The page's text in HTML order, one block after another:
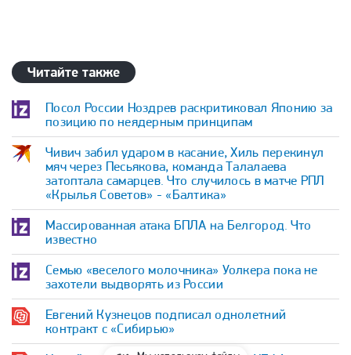
Читайте также
Посол России Ноздрев раскритиковал Японию за
позицию по неядерным принципам
Чивич забил ударом в касание, Хиль перекинул
мяч через Песьякова, команда Талалаева
затоптала самарцев. Что случилось в матче РПЛ
«Крылья Советов» - «Балтика»
Массированная атака БПЛА на Белгород. Что
известно
Семью «веселого молочника» Уолкера пока не
захотели выдворять из России
Евгений Кузнецов подписал однолетний
контракт с «Сибирью»